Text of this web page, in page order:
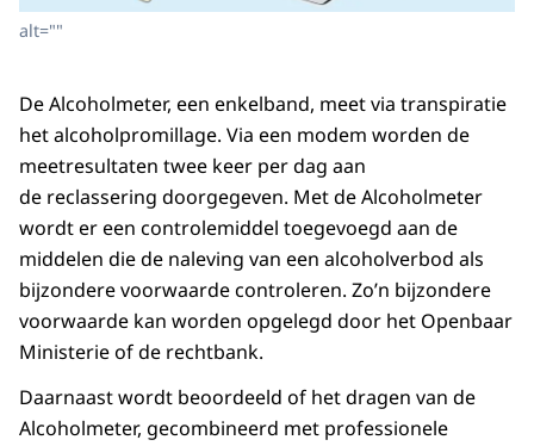
alt=""
De Alcoholmeter, een enkelband, meet via transpiratie
het alcoholpromillage. Via een modem worden de
meetresultaten twee keer per dag aan
de reclassering doorgegeven. Met de Alcoholmeter
wordt er een controlemiddel toegevoegd aan de
middelen die de naleving van een alcoholverbod als
bijzondere voorwaarde controleren. Zo’n bijzondere
voorwaarde kan worden opgelegd door het Openbaar
Ministerie of de rechtbank.
Daarnaast wordt beoordeeld of het dragen van de
Alcoholmeter, gecombineerd met professionele